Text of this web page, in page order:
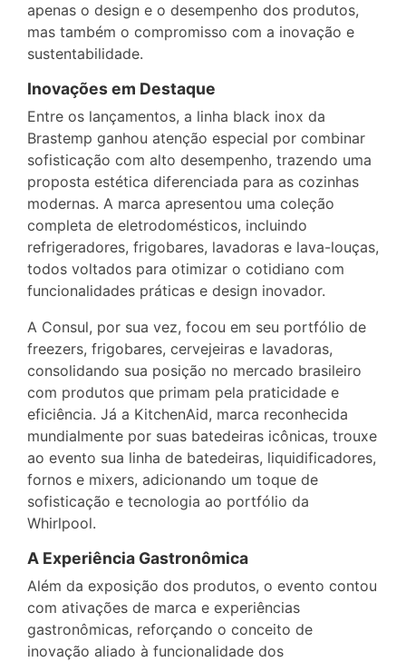
apenas o design e o desempenho dos produtos,
mas também o compromisso com a inovação e
sustentabilidade.
Inovações em Destaque
Entre os lançamentos, a linha black inox da
Brastemp ganhou atenção especial por combinar
sofisticação com alto desempenho, trazendo uma
proposta estética diferenciada para as cozinhas
modernas. A marca apresentou uma coleção
completa de eletrodomésticos, incluindo
refrigeradores, frigobares, lavadoras e lava-louças,
todos voltados para otimizar o cotidiano com
funcionalidades práticas e design inovador.
A Consul, por sua vez, focou em seu portfólio de
freezers, frigobares, cervejeiras e lavadoras,
consolidando sua posição no mercado brasileiro
com produtos que primam pela praticidade e
eficiência. Já a KitchenAid, marca reconhecida
mundialmente por suas batedeiras icônicas, trouxe
ao evento sua linha de batedeiras, liquidificadores,
fornos e mixers, adicionando um toque de
sofisticação e tecnologia ao portfólio da
Whirlpool.
A Experiência Gastronômica
Além da exposição dos produtos, o evento contou
com ativações de marca e experiências
gastronômicas, reforçando o conceito de
inovação aliado à funcionalidade dos